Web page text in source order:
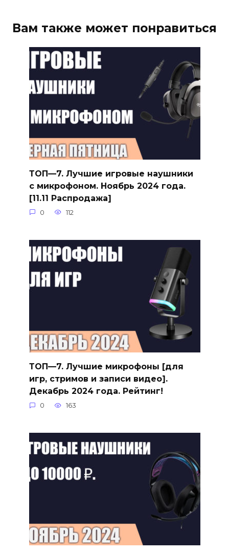
Вам также может понравиться
ТОП—7. Лучшие игровые наушники
с микрофоном. Ноябрь 2024 года.
[11.11 Распродажа]
0 112
ТОП—7. Лучшие микрофоны [для
игр, стримов и записи видео].
Декабрь 2024 года. Рейтинг!
0 163